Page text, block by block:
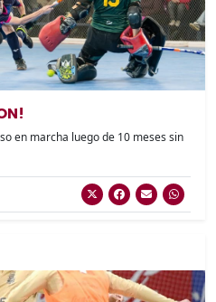
en marcha luego de 10 meses sin